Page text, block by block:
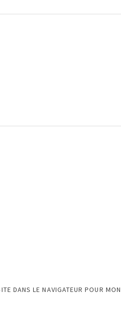
DANS LE NAVIGATEUR POUR